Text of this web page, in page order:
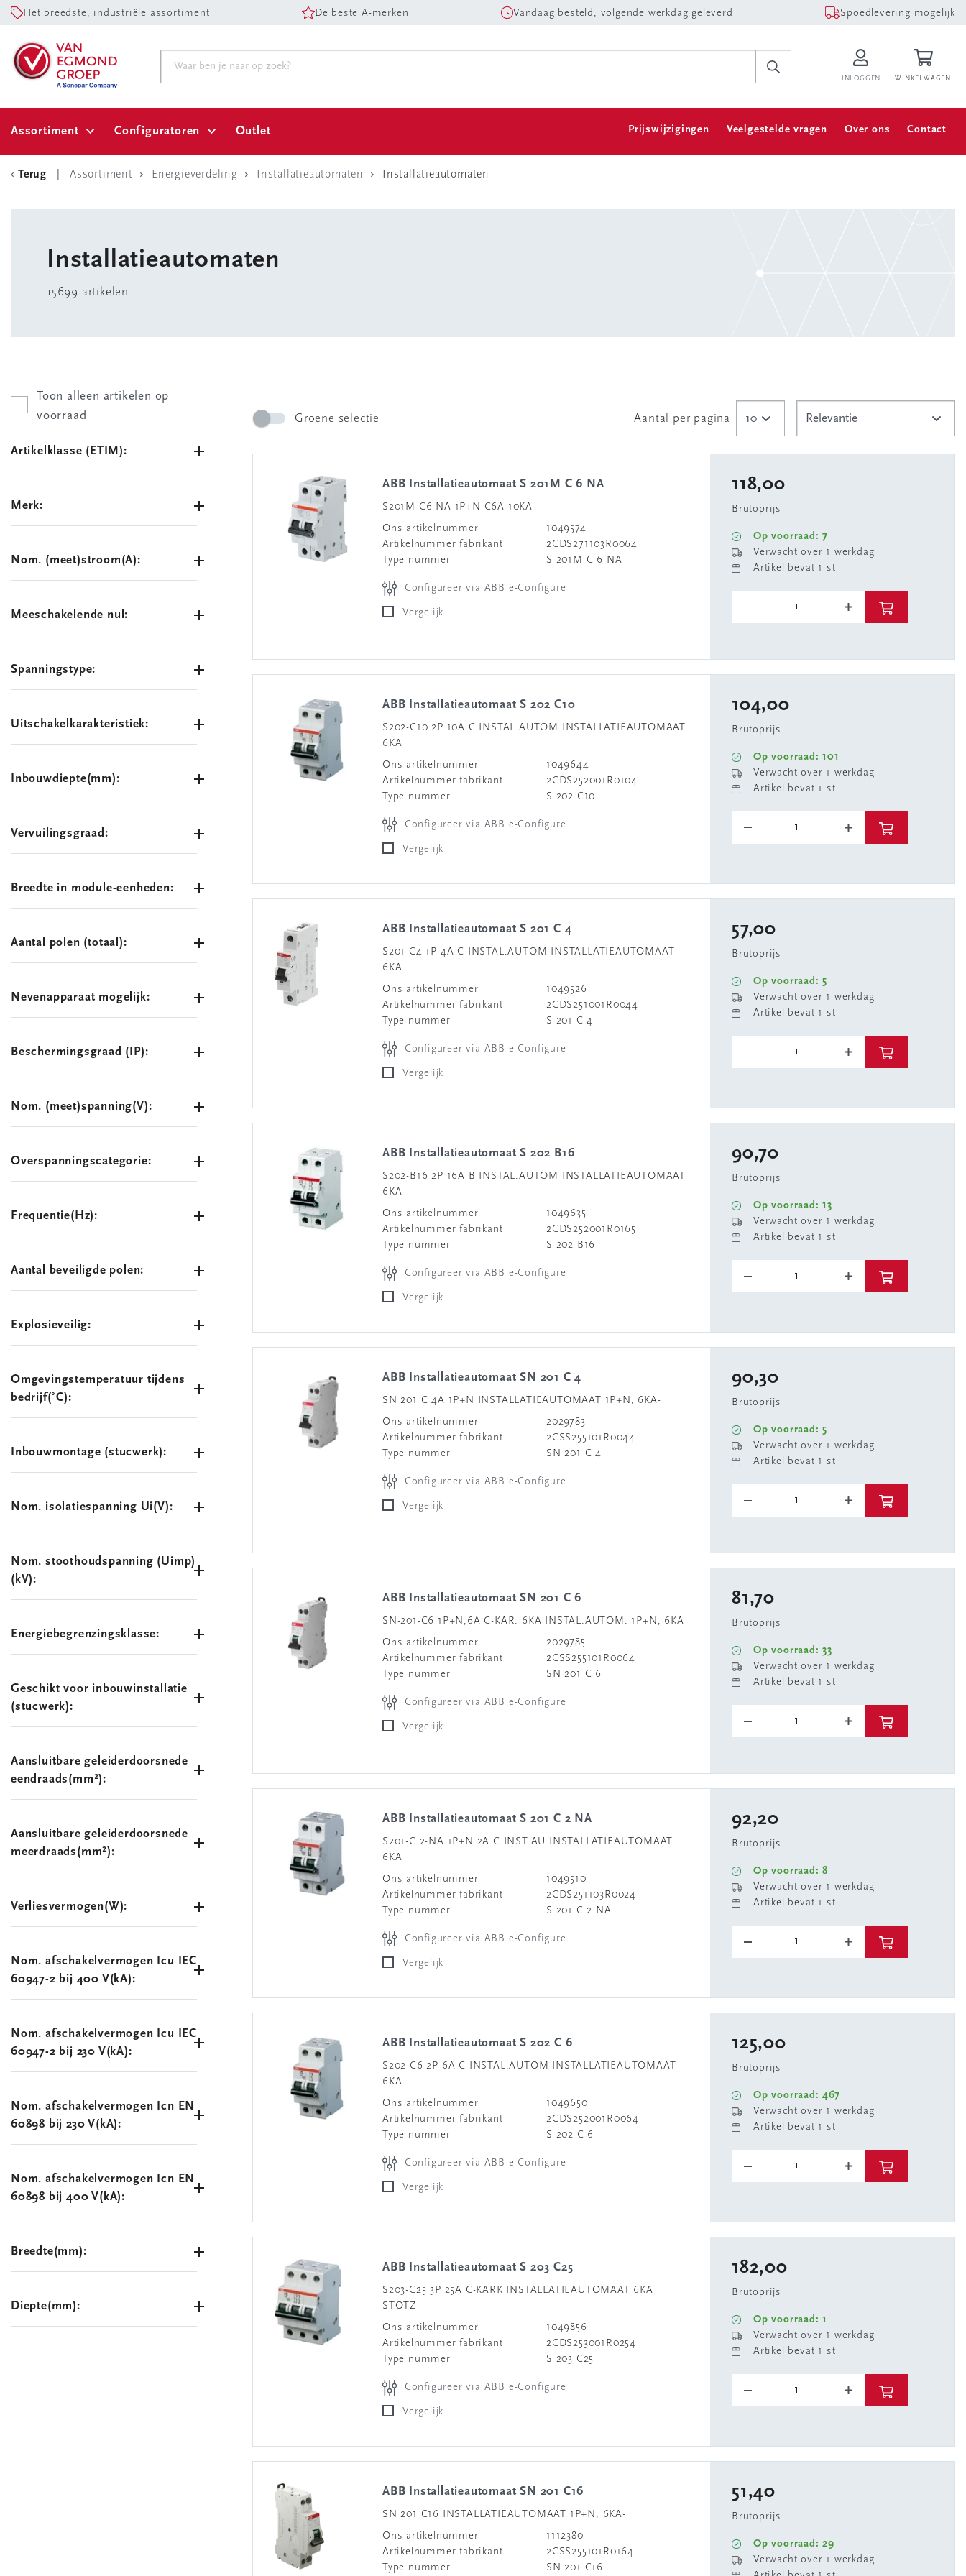
Het breedste, industriële assortiment De beste A-merken Vandaag besteld, volgende werkdag geleverd Spoedlevering mogelijk
INLOGGEN WINKELWAGEN
Assortiment Configuratoren Outlet Prijswijzigingen Veelgestelde vragen Over ons Contact
Terug Assortiment Energieverdeling Installatieautomaten Installatieautomaten
Installatieautomaten
15699 artikelen
Toon alleen artikelen op
voorraad
Artikelklasse (ETIM):
Merk:
Nom. (meet)stroom(A):
Meeschakelende nul:
Spanningstype:
Uitschakelkarakteristiek:
Inbouwdiepte(mm):
Vervuilingsgraad:
Breedte in module-eenheden:
Aantal polen (totaal):
Nevenapparaat mogelijk:
Beschermingsgraad (IP):
Nom. (meet)spanning(V):
Overspanningscategorie:
Frequentie(Hz):
Aantal beveiligde polen:
Explosieveilig:
Omgevingstemperatuur tijdens
bedrijf(°C):
Inbouwmontage (stucwerk):
Nom. isolatiespanning Ui(V):
Nom. stoothoudspanning (Uimp)
(kV):
Energiebegrenzingsklasse:
Geschikt voor inbouwinstallatie
(stucwerk):
Aansluitbare geleiderdoorsnede
eendraads(mm²):
Aansluitbare geleiderdoorsnede
meerdraads(mm²):
Verliesvermogen(W):
Nom. afschakelvermogen Icu IEC
60947-2 bij 400 V(kA):
Nom. afschakelvermogen Icu IEC
60947-2 bij 230 V(kA):
Nom. afschakelvermogen Icn EN
60898 bij 230 V(kA):
Nom. afschakelvermogen Icn EN
60898 bij 400 V(kA):
Breedte(mm):
Diepte(mm):
Groene selectie Aantal per pagina
ABB Installatieautomaat S 201M C 6 NA
S201M-C6-NA 1P+N C6A 10KA
Ons artikelnummer
1049574
Artikelnummer fabrikant
2CDS271103R0064
Type nummer
S 201M C 6 NA
Configureer via ABB e-Configure
Vergelijk
118,00
Brutoprijs
Op voorraad: 7
Verwacht over 1 werkdag
Artikel bevat 1 st
ABB Installatieautomaat S 202 C10
S202-C10 2P 10A C INSTAL.AUTOM INSTALLATIEAUTOMAAT
6KA
Ons artikelnummer
1049644
Artikelnummer fabrikant
2CDS252001R0104
Type nummer
S 202 C10
Configureer via ABB e-Configure
Vergelijk
104,00
Brutoprijs
Op voorraad: 101
Verwacht over 1 werkdag
Artikel bevat 1 st
ABB Installatieautomaat S 201 C 4
S201-C4 1P 4A C INSTAL.AUTOM INSTALLATIEAUTOMAAT
6KA
Ons artikelnummer
1049526
Artikelnummer fabrikant
2CDS251001R0044
Type nummer
S 201 C 4
Configureer via ABB e-Configure
Vergelijk
57,00
Brutoprijs
Op voorraad: 5
Verwacht over 1 werkdag
Artikel bevat 1 st
ABB Installatieautomaat S 202 B16
S202-B16 2P 16A B INSTAL.AUTOM INSTALLATIEAUTOMAAT
6KA
Ons artikelnummer
1049635
Artikelnummer fabrikant
2CDS252001R0165
Type nummer
S 202 B16
Configureer via ABB e-Configure
Vergelijk
90,70
Brutoprijs
Op voorraad: 13
Verwacht over 1 werkdag
Artikel bevat 1 st
ABB Installatieautomaat SN 201 C 4
SN 201 C 4A 1P+N INSTALLATIEAUTOMAAT 1P+N, 6KA-
Ons artikelnummer
2029783
Artikelnummer fabrikant
2CSS255101R0044
Type nummer
SN 201 C 4
Configureer via ABB e-Configure
Vergelijk
90,30
Brutoprijs
Op voorraad: 5
Verwacht over 1 werkdag
Artikel bevat 1 st
ABB Installatieautomaat SN 201 C 6
SN-201-C6 1P+N,6A C-KAR. 6KA INSTAL.AUTOM. 1P+N, 6KA
Ons artikelnummer
2029785
Artikelnummer fabrikant
2CSS255101R0064
Type nummer
SN 201 C 6
Configureer via ABB e-Configure
Vergelijk
81,70
Brutoprijs
Op voorraad: 33
Verwacht over 1 werkdag
Artikel bevat 1 st
ABB Installatieautomaat S 201 C 2 NA
S201-C 2-NA 1P+N 2A C INST.AU INSTALLATIEAUTOMAAT
6KA
Ons artikelnummer
1049510
Artikelnummer fabrikant
2CDS251103R0024
Type nummer
S 201 C 2 NA
Configureer via ABB e-Configure
Vergelijk
92,20
Brutoprijs
Op voorraad: 8
Verwacht over 1 werkdag
Artikel bevat 1 st
ABB Installatieautomaat S 202 C 6
S202-C6 2P 6A C INSTAL.AUTOM INSTALLATIEAUTOMAAT
6KA
Ons artikelnummer
1049650
Artikelnummer fabrikant
2CDS252001R0064
Type nummer
S 202 C 6
Configureer via ABB e-Configure
Vergelijk
125,00
Brutoprijs
Op voorraad: 467
Verwacht over 1 werkdag
Artikel bevat 1 st
ABB Installatieautomaat S 203 C25
S203-C25 3P 25A C-KARK INSTALLATIEAUTOMAAT 6KA
STOTZ
Ons artikelnummer
1049856
Artikelnummer fabrikant
2CDS253001R0254
Type nummer
S 203 C25
Configureer via ABB e-Configure
Vergelijk
182,00
Brutoprijs
Op voorraad: 1
Verwacht over 1 werkdag
Artikel bevat 1 st
ABB Installatieautomaat SN 201 C16
SN 201 C16 INSTALLATIEAUTOMAAT 1P+N, 6KA-
Ons artikelnummer
1112380
Artikelnummer fabrikant
2CSS255101R0164
Type nummer
SN 201 C16
51,40
Brutoprijs
Op voorraad: 29
Verwacht over 1 werkdag